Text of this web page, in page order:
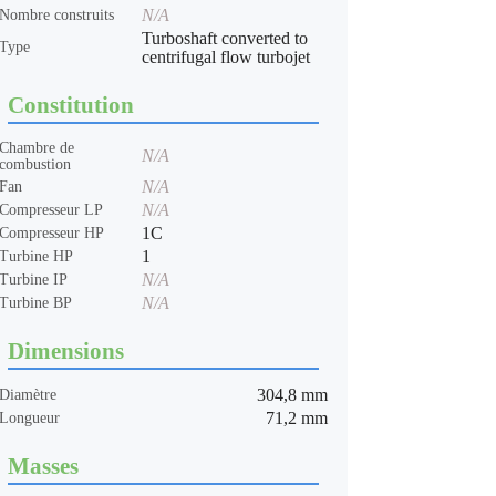
Nombre construits N/A
Type
Turboshaft converted to
centrifugal flow turbojet
Constitution
Chambre de
combustion
N/A
Fan N/A
Compresseur LP N/A
Compresseur HP 1C
Turbine HP 1
Turbine IP N/A
Turbine BP N/A
Dimensions
Diamètre 304,8 mm
Longueur 71,2 mm
Masses